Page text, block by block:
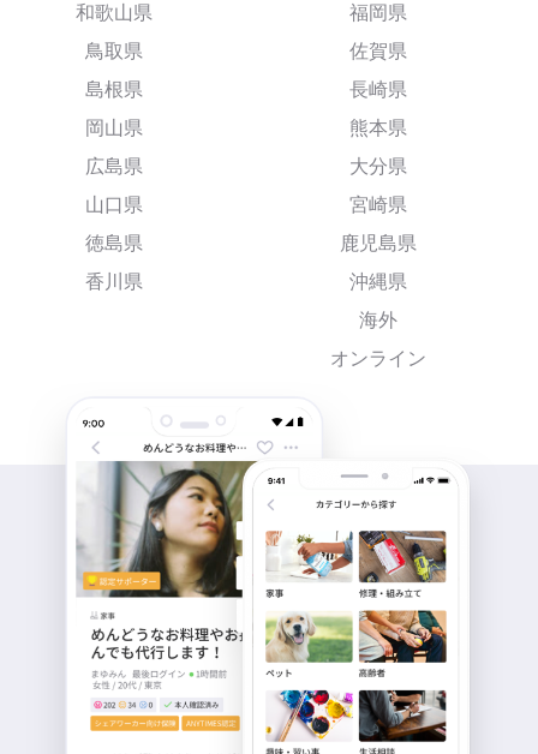
和歌山県
鳥取県
島根県
岡山県
広島県
山口県
徳島県
香川県
福岡県
佐賀県
長崎県
熊本県
大分県
宮崎県
鹿児島県
沖縄県
海外
オンライン